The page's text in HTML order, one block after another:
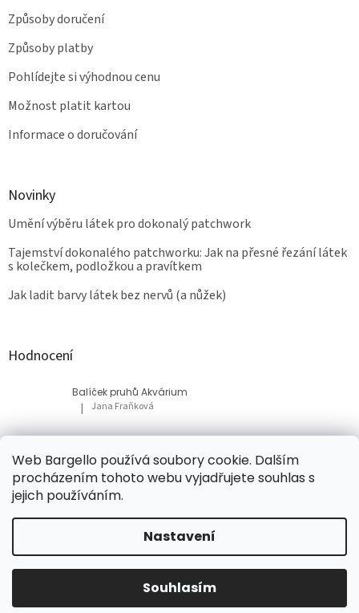
Web Bargello používá soubory cookie. Dalším
procházením tohoto webu vyjadřujete souhlas s
jejich používáním.
Nastavení
Souhlasím
Způsoby doručení
Způsoby platby
Pohlídejte si výhodnou cenu
Možnost platit kartou
Informace o doručování
Novinky
Umění výběru látek pro dokonalý patchwork
Tajemství dokonalého patchworku: Jak na přesné řezání látek
s kolečkem, podložkou a pravítkem
Jak ladit barvy látek bez nervů (a nůžek)
Hodnocení
Balíček pruhů Akvárium
Hodnocení produktu je 5 z 5 hvězdiček.
| Jana Fraňková
Balíček Lesní med
Hodnocení produktu je 5 z 5 hvězdiček.
| Tatiana Bacikova
Vytvořil Shoptet
Bargello. Všechna práva vyhrazena.